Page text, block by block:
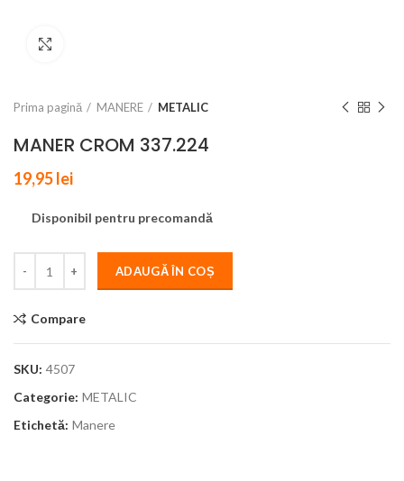
Prima pagină MANERE METALIC
MANER CROM 337.224
19,95lei
Disponibil pentru precomandă
ADAUGĂ ÎN COȘ
Compare
SKU: 4507
Categorie: METALIC
Etichetă: Manere